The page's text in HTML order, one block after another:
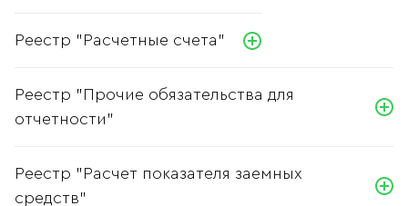
Реестр "Расчетные счета"
Реестр "Прочие обязательства для
отчетности"
Реестр "Расчет показателя заемных
средств"